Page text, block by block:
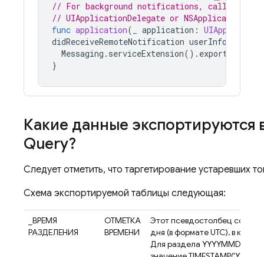
// For background notifications, call the
// UIApplicationDelegate or
func application( application :
didReceiveRemoteNotification userInfo
Messaging . serviceExtension().
}
Какие данные экспортируются
Query?
Следует отметить, что таргетирование устаревших
Схема экспортируемой таблицы следующая:
_ВРЕМЯ
РАЗДЕЛЕНИЯ
ОТМЕТКА
ВРЕМЕНИ
Этот псевдостолбец
дня (в формате UTC), в
Для раздела YYYYMMDD